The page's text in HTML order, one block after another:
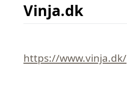
Vinja.dk
https://www.vinja.dk/